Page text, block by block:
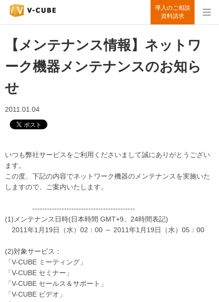
導入のご相談
資料請求
【メンテナンス情報】ネットワ
ーク機器メンテナンスのお知ら
せ
2011.01.04
いつも弊社サービスをご利用くださいまして誠にありがとうござい
ます。
この度、下記の内容でネットワーク機器のメンテナンスを実施いた
しますので、ご案内いたします。
------------------------------------------
(1)メンテナンス日時(日本時間 GMT+9、24時間表記)
2011年1月19日（水）02：00 ～ 2011年1月19日（水）05：00
(2)対象サービス：
「V-CUBE ミーティング」
「V-CUBE セミナー」
「V-CUBE セールス＆サポート」
「V-CUBE ビデオ」